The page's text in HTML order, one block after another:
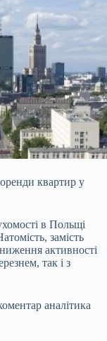
оренди квартир у
в Польщі
замість
активності
так і з
аналітика